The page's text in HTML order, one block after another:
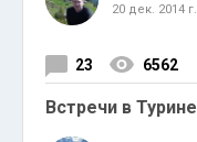
20 дек. 2014 г.
23 6562
Встречи в Турине